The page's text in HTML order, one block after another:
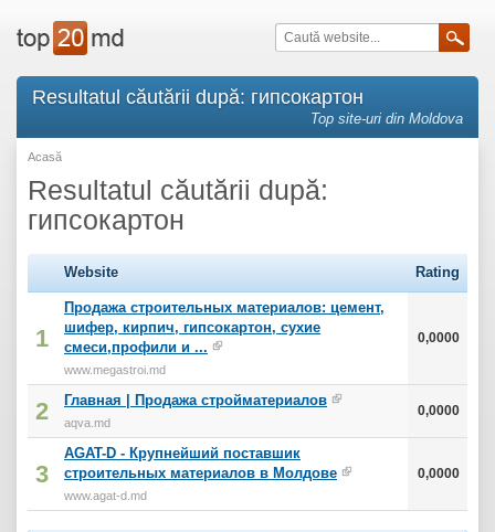
Resultatul căutării după: гипсокартон
Top site-uri din Moldova
Acasă
Resultatul căutării după:
гипсокартон
Website Rating
1
Продажа строительных материалов: цемент,
шифер, кирпич, гипсокартон, сухие
смеси,профили и ...
www.megastroi.md
0,0000
2 Главная | Продажа стройматериалов
aqva.md
0,0000
3
AGAT-D - Крупнейший поставшик
строительных материалов в Молдове
www.agat-d.md
0,0000